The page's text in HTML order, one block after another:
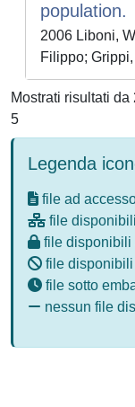
population.
2006 Liboni,
Filippo;
Mostrati risultati da
5
Legenda
file ad
file
file disponibili
file
file sotto
nessun file